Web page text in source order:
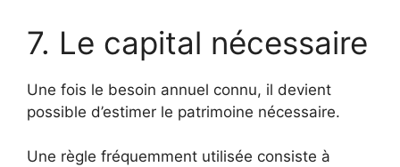
7. Le capital nécessaire
Une fois le besoin annuel connu, il devient
possible d’estimer le patrimoine nécessaire.
Une règle fréquemment utilisée consiste à